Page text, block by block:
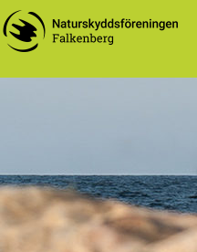
Programblad 2026
Naturskyddsföreningen